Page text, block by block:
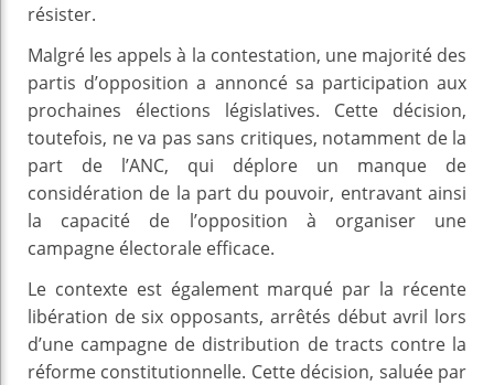
résister.
Malgré les appels à la contestation, une majorité des
partis d’opposition a annoncé sa participation aux
prochaines élections législatives. Cette décision,
toutefois, ne va pas sans critiques, notamment de la
part de l’ANC, qui déplore un manque de
considération de la part du pouvoir, entravant ainsi
la capacité de l’opposition à organiser une
campagne électorale efficace.
Le contexte est également marqué par la récente
libération de six opposants, arrêtés début avril lors
d’une campagne de distribution de tracts contre la
réforme constitutionnelle. Cette décision, saluée par